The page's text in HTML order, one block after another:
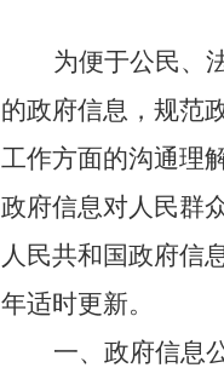
为便于公民、
的政府信息，规范
工作方面的沟通理
政府信息对人民群
人民共和国政府信
年适时更新。
一、政府信息